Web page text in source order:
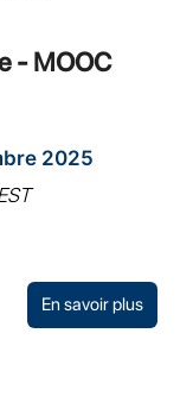
- MOOC
2025
En savoir plus